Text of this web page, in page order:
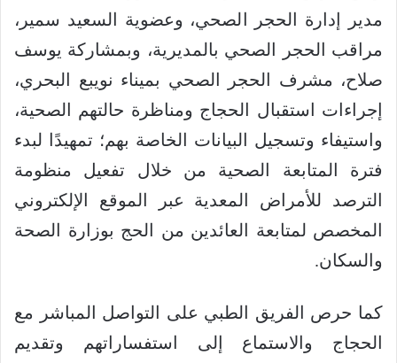
مدير إدارة الحجر الصحي، وعضوية السعيد سمير،
مراقب الحجر الصحي بالمديرية، وبمشاركة يوسف
صلاح، مشرف الحجر الصحي بميناء نويبع البحري،
إجراءات استقبال الحجاج ومناظرة حالتهم الصحية،
واستيفاء وتسجيل البيانات الخاصة بهم؛ تمهيدًا لبدء
فترة المتابعة الصحية من خلال تفعيل منظومة
الترصد للأمراض المعدية عبر الموقع الإلكتروني
المخصص لمتابعة العائدين من الحج بوزارة الصحة
والسكان.
كما حرص الفريق الطبي على التواصل المباشر مع
الحجاج والاستماع إلى استفساراتهم وتقديم